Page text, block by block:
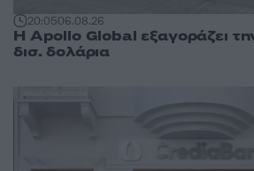
20:0506.08.26
Η Apollo Global εξαγοράζει
δισ. δολάρια